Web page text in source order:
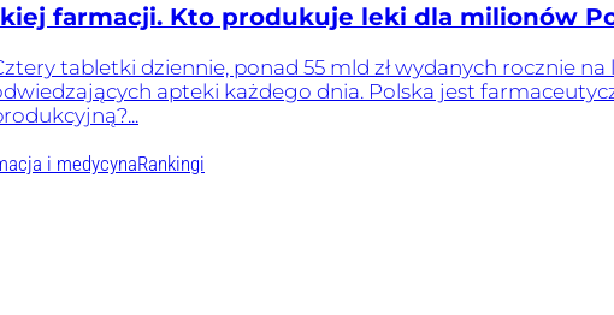
farmacji. Kto produkuje leki dla milionów
tabletki dziennie, ponad 55 mld zł wydanych rocznie
apteki każdego dnia. Polska jest
i medycynaRankingi